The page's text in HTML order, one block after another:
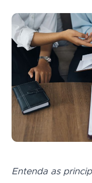
Seguro
Economia e agilidade
fecharem contratos.
Entenda as